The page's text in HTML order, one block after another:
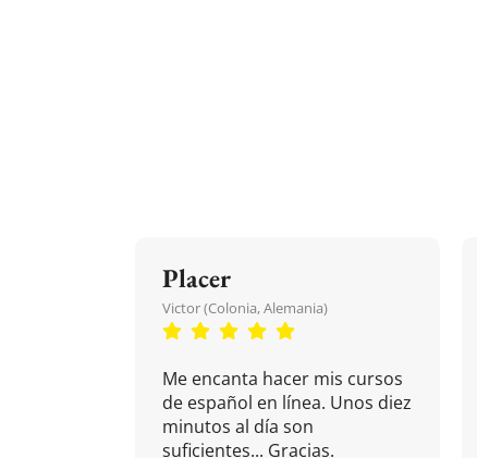
Placer
Victor (Colonia, Alemania)
Me encanta hacer mis cursos
de español en línea. Unos diez
minutos al día son
suficientes... Gracias.